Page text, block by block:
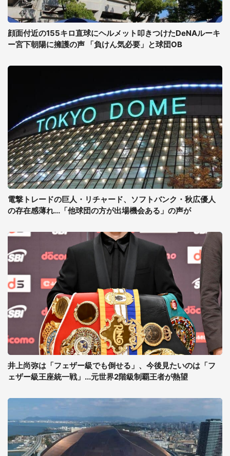
顔面付近の155キロ直球にヘルメット叩きつけたDeNAルーキ
ー宮下朝陽に擁護の声 「負けん気必要」と球団OB
電撃トレードの巨人・リチャード、ソフトバンク・秋広優人
の存在感薄れ...「他球団の方が出場機会ある」の声が
井上尚弥は「フェザー級でも倒せる」、今後見たいのは「フ
ェザー級王座統一戦」...元世界2階級制覇王者が熱望